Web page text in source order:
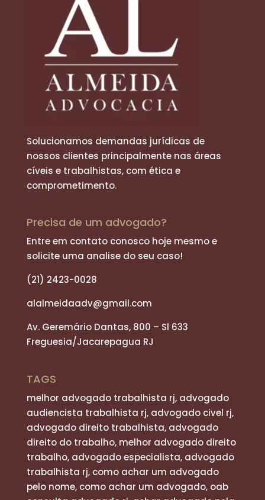
Solucionamos demandas jurídicas de
nossos clientes principalmente nas áreas
cíveis e trabalhistas, com ética e
comprometimento.
Precisa de um advogado?
Entre em contato conosco hoje mesmo e
solicite uma analise do seu caso!
(21) 2423-0028
alalmeidaadv@gmail.com
Av. Geremário Dantas, 800 – Sl 633
Freguesia/Jacarepagua RJ
TAGS
melhor advogado trabalhista rj, advogado
audiencista trabalhista rj, advogado civel rj,
advogado direito trabalhista, advogado
direito do trabalho, melhor advogado direito
trabalho, advogado especialista, advogado
trabalhista rj, como achar um advogado
pelo nome, como achar um advogado, oab